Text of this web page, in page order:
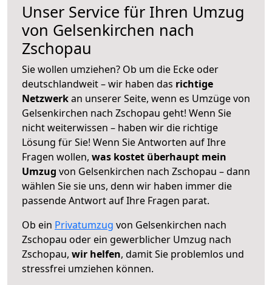
Unser Service für Ihren Umzug
von Gelsenkirchen nach
Zschopau
Sie wollen umziehen? Ob um die Ecke oder
deutschlandweit – wir haben das richtige
Netzwerkan unserer Seite, wenn es Umzüge von
Gelsenkirchen nach Zschopau geht! Wenn Sie
nicht weiterwissen – haben wir die richtige
Lösung für Sie! Wenn Sie Antworten auf Ihre
Fragen wollen, was kostet überhaupt mein
Umzug von Gelsenkirchen nach Zschopau – dann
wählen Sie sie uns, denn wir haben immer die
passende Antwort auf Ihre Fragen parat.
Ob ein Privatumzug von Gelsenkirchen nach
Zschopau oder ein gewerblicher Umzug nach
Zschopau, wir helfen, damit Sie problemlos und
stressfrei umziehen können.